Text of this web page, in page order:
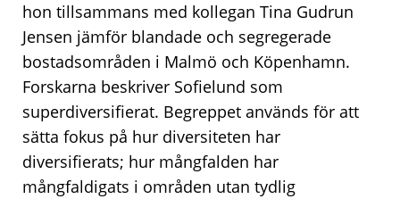
hon tillsammans med kollegan Tina Gudrun
Jensen jämför blandade och segregerade
bostadsområden i Malmö och Köpenhamn.
Forskarna beskriver Sofielund som
superdiversifierat. Begreppet används för att
sätta fokus på hur diversiteten har
diversifierats; hur mångfalden har
mångfaldigats i områden utan tydlig